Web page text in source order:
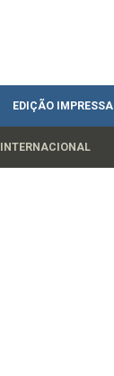
EDIÇÃO IMPRESSA
INTERNACIONAL